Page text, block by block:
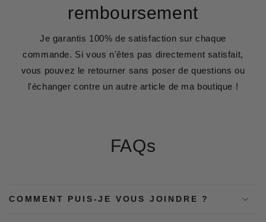
remboursement
Je garantis 100% de satisfaction sur chaque
commande. Si vous n'êtes pas directement satisfait,
vous pouvez le retourner sans poser de questions ou
l'échanger contre un autre article de ma boutique !
FAQs
COMMENT PUIS-JE VOUS JOINDRE ?